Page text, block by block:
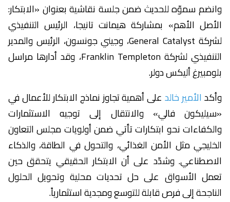
وانضم سموّه للحديث ضمن جلسة نقاشية بعنوان «الابتكار:
الأصل الأهم» بمشاركة هيمانت تانيجا، الرئيس التنفيذي
لشركة General Catalyst، وجيني جونسون، الرئيس والمدير
التنفيذي لشركة Franklin Templeton، وقد أدارها مراسل
بلومبيرغ أليكس دولر.
وأكد الأمير خالدعلى أهمية تجاوز نماذج الابتكار للأعمال في
«سيليكون فالي» والانتقال إلى توجيه الاستثمارات
والكفاءات نحو ابتكارات تأتي ضمن أولويات مجلس التعاون
الخليجي مثل الأمن الغذائي، والتحول في الطاقة، والذكاء
الاصطناعي. وشدّد على أن الابتكار الحقيقي يتحقق حين
تعمل الأسواق على حل تحديات محلية وتحويل الحلول
الناجحة إلى فرص قابلة للتوسع ومجدية استثمارياً.